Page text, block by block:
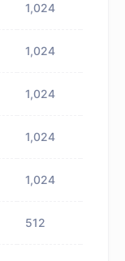
1,024
1,024
1,024
1,024
1,024
512